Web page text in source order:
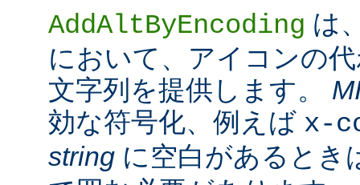
AddAltByEncoding は
において、アイコンの
文字列を提供します。
効な符号化、例えば x-
string に空白があるとき